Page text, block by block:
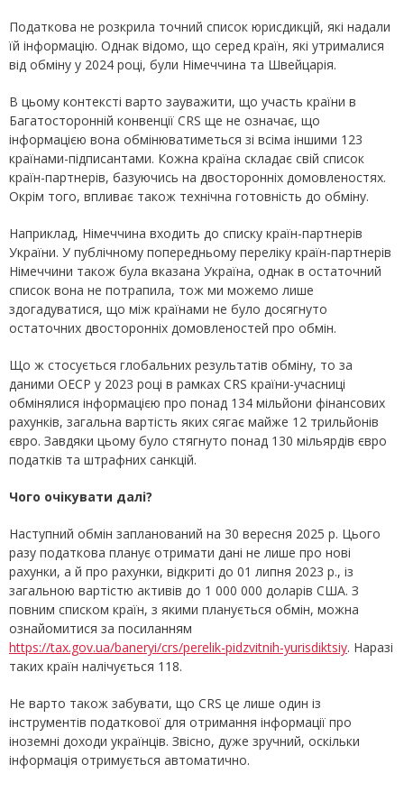
Податкова не розкрила точний список юрисдикцій, які надали
їй інформацію. Однак відомо, що серед країн, які утрималися
від обміну у 2024 році, були Німеччина та Швейцарія.
В цьому контексті варто зауважити, що участь країни в
Багатосторонній конвенції CRS ще не означає, що
інформацією вона обмінюватиметься зі всіма іншими 123
країнами-підписантами. Кожна країна складає свій список
країн-партнерів, базуючись на двосторонніх домовленостях.
Окрім того, впливає також технічна готовність до обміну.
Наприклад, Німеччина входить до списку країн-партнерів
України. У публічному попередньому переліку країн-партнерів
Німеччини також була вказана Україна, однак в остаточний
список вона не потрапила, тож ми можемо лише
здогадуватися, що між країнами не було досягнуто
остаточних двосторонніх домовленостей про обмін.
Що ж стосується глобальних результатів обміну, то за
даними ОЕСР у 2023 році в рамках CRS країни-учасниці
обмінялися інформацією про понад 134 мільйони фінансових
рахунків, загальна вартість яких сягає майже 12 трильйонів
євро. Завдяки цьому було стягнуто понад 130 мільярдів євро
податків та штрафних санкцій.
Чого очікувати далі?
Наступний обмін запланований на 30 вересня 2025 р. Цього
разу податкова планує отримати дані не лише про нові
рахунки, а й про рахунки, відкриті до 01 липня 2023 р., із
загальною вартістю активів до 1 000 000 доларів США. З
повним списком країн, з якими планується обмін, можна
ознайомитися за посиланням
https://tax.gov.ua/baneryi/crs/perelik-pidzvitnih-yurisdiktsiy. Наразі
таких країн налічується 118.
Не варто також забувати, що CRS це лише один із
інструментів податкової для отримання інформації про
іноземні доходи українців. Звісно, дуже зручний, оскільки
інформація отримується автоматично.